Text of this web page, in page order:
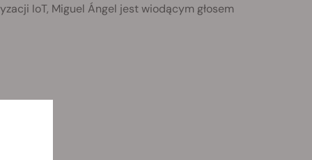
IoT, Miguel Ángel jest wiodącym głosem